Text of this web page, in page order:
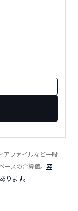
アファイルなど一般
スの合算値。 容
ます。